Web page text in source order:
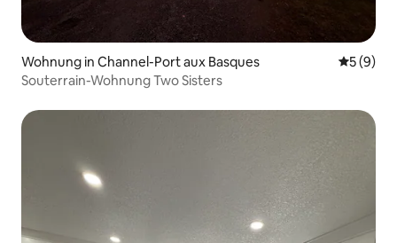
Wohnung in Channel-Port aux Basques
5 (9)
Souterrain-Wohnung Two Sisters